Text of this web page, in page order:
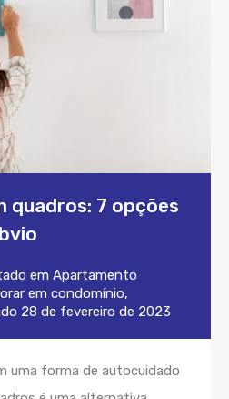
quadros: 7 opções
em Apartamento
em condomínio,
28 de fevereiro de 2023
uma forma de autocuidado